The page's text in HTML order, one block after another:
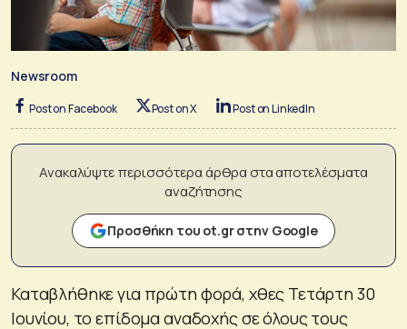
Newsroom
Post on Facebook Post on X Post on LinkedIn
Ανακαλύψτε περισσότερα άρθρα στα αποτελέσματα
αναζήτησης
Προσθήκη του ot.gr στην Google
Καταβλήθηκε για πρώτη φορά, χθες Τετάρτη 30
Ιουνίου, το επίδομα αναδοχής σε όλους τους